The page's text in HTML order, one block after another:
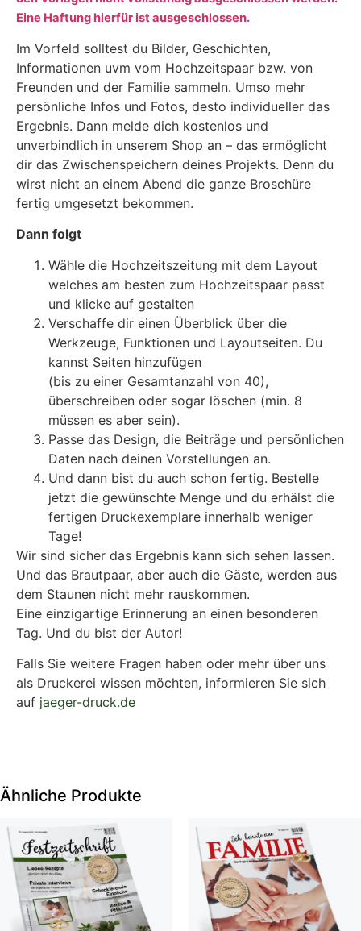
Eine Haftung hierfür ist ausgeschlossen.
Im Vorfeld solltest du Bilder, Geschichten,
Informationen uvm vom Hochzeitspaar bzw. von
Freunden und der Familie sammeln. Umso mehr
persönliche Infos und Fotos, desto individueller das
Ergebnis. Dann melde dich kostenlos und
unverbindlich in unserem Shop an – das ermöglicht
dir das Zwischenspeichern deines Projekts. Denn du
wirst nicht an einem Abend die ganze Broschüre
fertig umgesetzt bekommen.
Dann folgt
Wähle die Hochzeitszeitung mit dem Layout
welches am besten zum Hochzeitspaar passt
und klicke auf gestalten
Verschaffe dir einen Überblick über die
Werkzeuge, Funktionen und Layoutseiten. Du
kannst Seiten hinzufügen
(bis zu einer Gesamtanzahl von 40),
überschreiben oder sogar löschen (min. 8
müssen es aber sein).
Passe das Design, die Beiträge und persönlichen
Daten nach deinen Vorstellungen an.
Und dann bist du auch schon fertig. Bestelle
jetzt die gewünschte Menge und du erhälst die
fertigen Druckexemplare innerhalb weniger
Tage!
Wir sind sicher das Ergebnis kann sich sehen lassen.
Und das Brautpaar, aber auch die Gäste, werden aus
dem Staunen nicht mehr rauskommen.
Eine einzigartige Erinnerung an einen besonderen
Tag. Und du bist der Autor!
Falls Sie weitere Fragen haben oder mehr über uns
als Druckerei wissen möchten, informieren Sie sich
auf jaeger-druck.de
Ähnliche Produkte